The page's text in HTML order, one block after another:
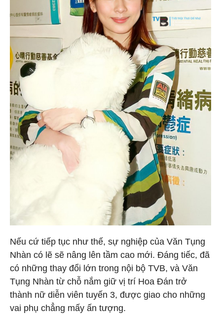
Nếu cứ tiếp tục như thế, sự nghiệp của Văn Tụng
Nhàn có lẽ sẽ nâng lên tầm cao mới. Đáng tiếc, đã
có những thay đổi lớn trong nội bộ TVB, và Văn
Tụng Nhàn từ chỗ nắm giữ vị trí Hoa Đán trở
thành nữ diễn viên tuyến 3, được giao cho những
vai phụ chẳng mấy ấn tượng.